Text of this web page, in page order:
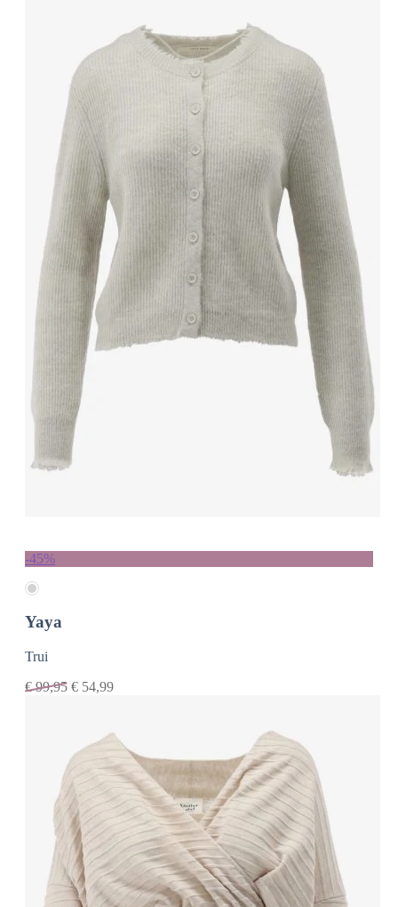
-45%
Yaya
Trui
€99,95 € 54,99